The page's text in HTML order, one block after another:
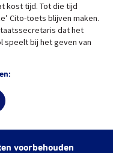
kost tijd. Tot die tijd
Cito-toets blijven maken.
dat het
speelt bij het geven van
voorbehouden